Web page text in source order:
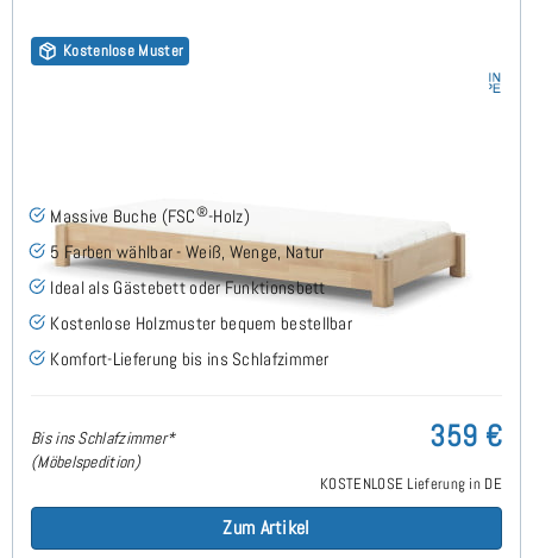
Kostenlose Muster
Massive Buche (FSC®-Holz)
5 Farben wählbar - Weiß, Wenge, Natur
Ideal als Gästebett oder Funktionsbett
Kostenlose Holzmuster bequem bestellbar
Komfort-Lieferung bis ins Schlafzimmer
Bis ins Schlafzimmer*
(Möbelspedition)
359 €
KOSTENLOSE Lieferung in DE
Zum Artikel